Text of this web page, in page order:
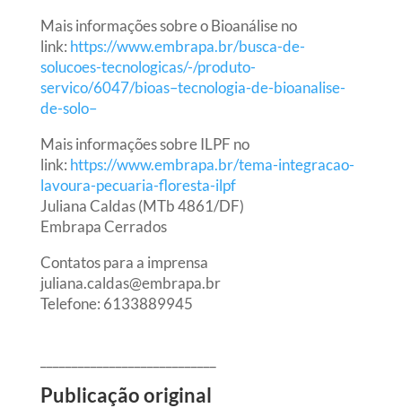
Mais informações sobre o Bioanálise no
link: https://www.embrapa.br/busca-de-
solucoes-tecnologicas/-/produto-
servico/6047/bioas–tecnologia-de-bioanalise-
de-solo–
Mais informações sobre ILPF no
link: https://www.embrapa.br/tema-integracao-
lavoura-pecuaria-floresta-ilpf
Juliana Caldas(MTb 4861/DF)
Embrapa Cerrados
Contatos para a imprensa
juliana.caldas@embrapa.br
Telefone: 6133889945
Publicação original